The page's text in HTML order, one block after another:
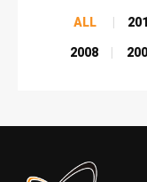
ALL
2008